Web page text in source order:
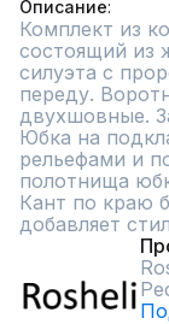
Описание
Комплект из
состоящий из
силуэта с
переду.
двухшовные.
Юбка на
рельефами и
полотнища
Кант по краю
добавляет